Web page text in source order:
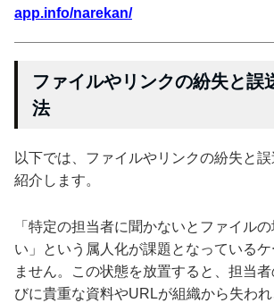
app.info/narekan/
ファイルやリンクの紛失と誤
法
以下では、ファイルやリンクの紛失と
紹介します。
「特定の担当者に聞かないとファイル
い」という属人化が課題となっている
ません。この状態を放置すると、担当
びに貴重な資料やURLが組織から失わ